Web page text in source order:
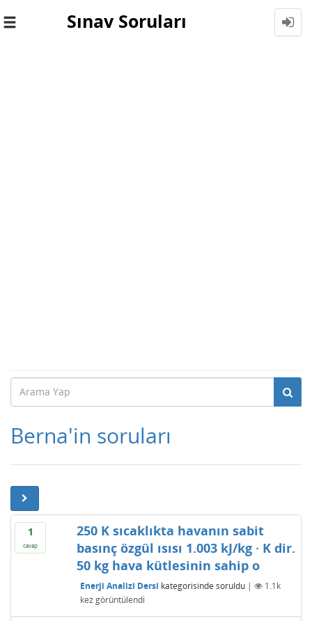
Toggle
Sınav Soruları
Berna'in soruları
1
cevap
250 K sıcaklıkta havanın sabit
basınç özgül ısısı 1.003 kJ/kg · K dir.
50 kg hava kütlesinin sahip o
Enerji Analizi Dersi kategorisinde soruldu |
1.1k
kez görüntülendi